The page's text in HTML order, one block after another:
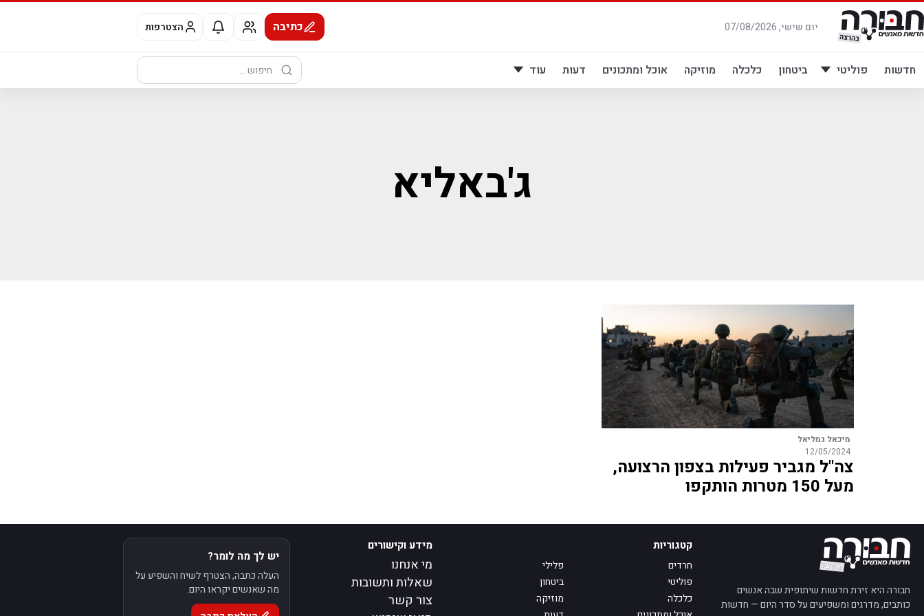
דלג
לתוכן
יום שישי, 07/08/2026 כתיבה הצטרפות
חדשות פוליטי ביטחון כלכלה מוזיקה אוכל ומתכונים דעות עוד
חיפוש:
ג'באליא
מיכאל גמליאל
12/05/2024
צה"ל מגביר פעילות בצפון הרצועה,
מעל 150 מטרות הותקפו
חבורה היא זירת חדשות שיתופית שבה אנשים
כותבים, מדרגים ומשפיעים על סדר היום — חדשות
קטגוריות
חרדים
פלילי
פוליטי
ביטחון
כלכלה
מוזיקה
מידע וקישורים
מי אנחנו
שאלות ותשובות
צור קשר
יש לך מה לומר?
העלה כתבה, הצטרף לשיח והשפיע על
מה שאנשים יקראו היום.